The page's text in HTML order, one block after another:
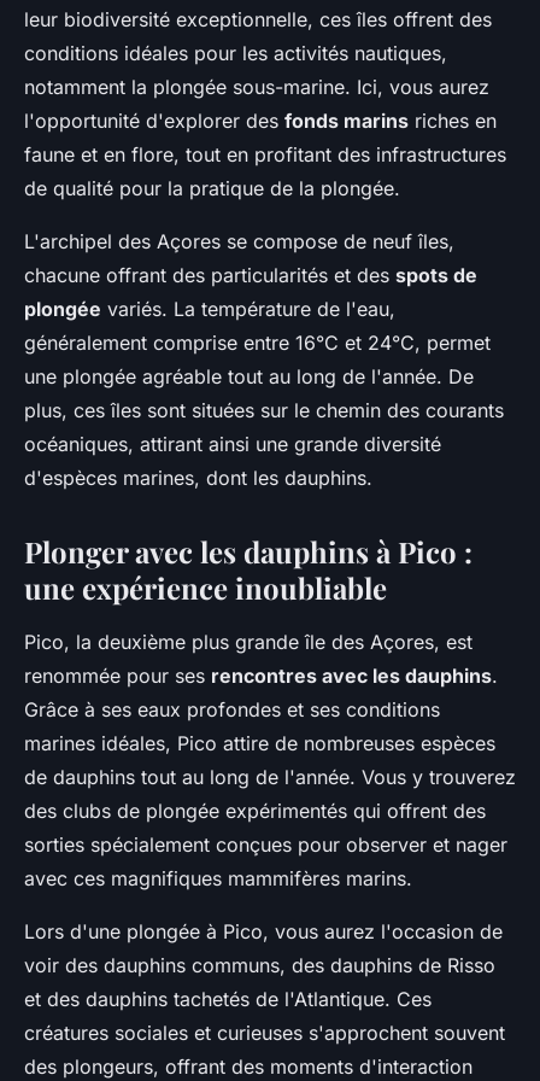
leur biodiversité exceptionnelle, ces îles offrent des
conditions idéales pour les activités nautiques,
notamment la plongée sous-marine. Ici, vous aurez
l'opportunité d'explorer des fonds marins riches en
faune et en flore, tout en profitant des infrastructures
de qualité pour la pratique de la plongée.
L'archipel des Açores se compose de neuf îles,
chacune offrant des particularités et des spots de
plongée variés. La température de l'eau,
généralement comprise entre 16°C et 24°C, permet
une plongée agréable tout au long de l'année. De
plus, ces îles sont situées sur le chemin des courants
océaniques, attirant ainsi une grande diversité
d'espèces marines, dont les dauphins.
Plonger avec les dauphins à Pico :
une expérience inoubliable
Pico, la deuxième plus grande île des Açores, est
renommée pour ses rencontres avec les dauphins.
Grâce à ses eaux profondes et ses conditions
marines idéales, Pico attire de nombreuses espèces
de dauphins tout au long de l'année. Vous y trouverez
des clubs de plongée expérimentés qui offrent des
sorties spécialement conçues pour observer et nager
avec ces magnifiques mammifères marins.
Lors d'une plongée à Pico, vous aurez l'occasion de
voir des dauphins communs, des dauphins de Risso
et des dauphins tachetés de l'Atlantique. Ces
créatures sociales et curieuses s'approchent souvent
des plongeurs, offrant des moments d'interaction